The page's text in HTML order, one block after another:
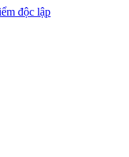
độc lập